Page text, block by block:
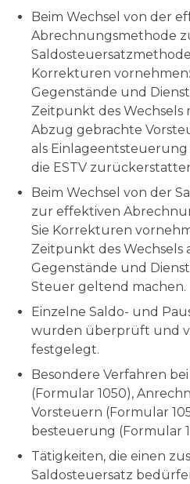
Beim Wechsel von der
Abrechnungsmethode
Korrekturen
Gegenstände und
Zeitpunkt des Wechsels
Abzug gebrachte
als
die ESTV
Beim Wechsel von der
zur effektiven
Sie Korrekturen
Zeitpunkt des
Gegenstände und
Steuer geltend machen.
Einzelne Saldo- und
wurden überprüft und
festgelegt.
Besondere Verfahren
(Formular 1050),
Vorsteuern (Formular
besteuerung (Formular
Tätigkeiten, die einen
Saldosteuersatz